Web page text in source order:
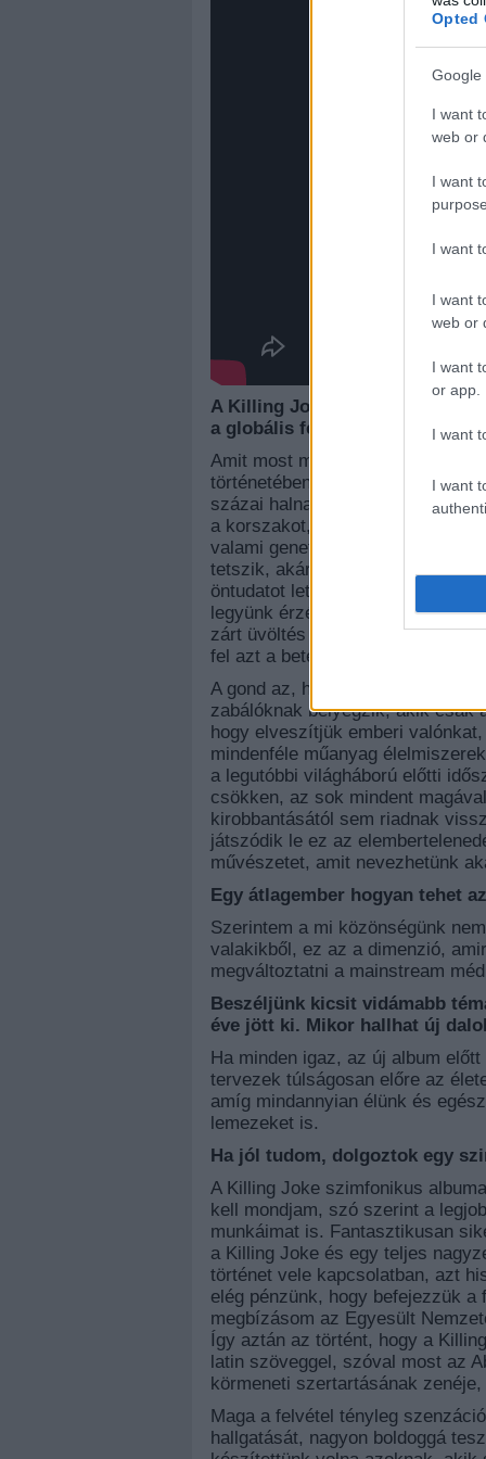
Opted
Google
I want
web or
I want
I want
I want
web or
I want
or app.
I want
I want
A Killing Joke világában
a globális felmelegedésről,
Amit most megélünk, az egyfajta
történetében, és sokak szerint
százai halnak ki szinte naponta,
a korszakot, a klímaváltozást,
valami genetikai hiba, ami
tetszik, akár nem, úton vagyunk
öntudatot letölteni tudattalan
legyünk érzésekre, sírásra,
zárt üvöltés az ilyen átalakulást
fel azt a beteg őrületet, ami a
A gond az, hogy elértük azt a
zabálóknak bélyegzik, akik csak
hogy elveszítjük emberi
mindenféle műanyag
a legutóbbi világháború előtti
csökken, az sok mindent
kirobbantásától sem riadnak
játszódik le ez az
művészetet, amit nevezhetünk
Egy átlagember hogyan tehet
Szerintem a mi közönségünk
valakikből, ez az a dimenzió,
megváltoztatni a mainstream
Beszéljünk kicsit vidámabb
éve jött ki. Mikor hallhat új
Ha minden igaz, az új album
tervezek túlságosan előre az
amíg mindannyian élünk és
lemezeket is.
Ha jól tudom, dolgoztok egy
A Killing Joke szimfonikus
kell mondjam, szó szerint a
munkáimat is. Fantasztikusan
a Killing Joke és egy teljes
történet vele kapcsolatban, azt
elég pénzünk, hogy befejezzük
megbízásom az Egyesült
Így aztán az történt, hogy a
latin szöveggel, szóval most az
körmeneti szertartásának
Maga a felvétel tényleg
hallgatását, nagyon boldoggá